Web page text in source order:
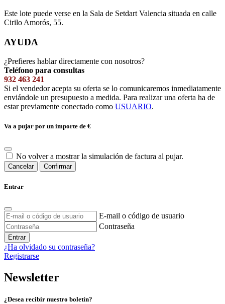
Este lote puede verse en la Sala de Setdart Valencia situada en calle
Cirilo Amorós, 55.
AYUDA
¿Prefieres hablar directamente con nosotros?
Teléfono para consultas
932 463 241
Si el vendedor acepta su oferta se lo comunicaremos inmediatamente
enviándole un presupuesto a medida. Para realizar una oferta ha de
estar previamente conectado como USUARIO.
Va a pujar por un importe de €
No volver a mostrar la simulación de factura al pujar.
Cancelar Confirmar
Entrar
E-mail o código de usuario
Contraseña
Entrar
¿Ha olvidado su contraseña?
Registrarse
Newsletter
¿Desea recibir nuestro boletín?